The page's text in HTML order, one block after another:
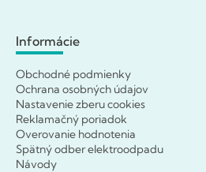
Informácie
Obchodné podmienky
Ochrana osobných údajov
Nastavenie zberu cookies
Reklamačný poriadok
Overovanie hodnotenia
Spätný odber elektroodpadu
Návody